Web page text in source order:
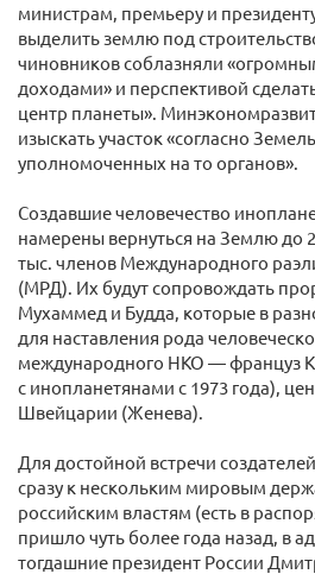
министрам, премьеру и
выделить землю под
чиновников соблазняли
доходами» и перспективой
центр планеты».
изыскать участок «согласно
уполномоченных на то органов».
Создавшие человечество
намерены вернуться на Землю до
тыс. членов Международного
(МРД). Их будут сопровождать
Мухаммед и Будда, которые в
для наставления рода
международного НКО — француз
с инопланетянами с 1973 года),
Швейцарии (Женева).
Для достойной встречи
сразу к нескольким мировым
российским властям (есть в
пришло чуть более года назад, в
тогдашние президент России